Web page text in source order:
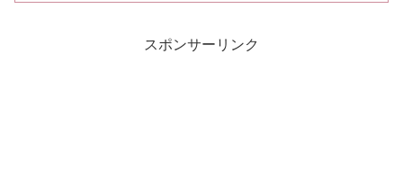
スポンサーリンク